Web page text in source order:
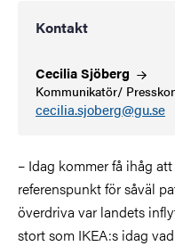
Kontakt
CeciliaSjöberg
Kommunikatör/
cecilia.sjoberg@gu.se
– Idag kommer få ihåg
referenspunkt för såväl
överdriva var landets
stort som IKEA:s idag